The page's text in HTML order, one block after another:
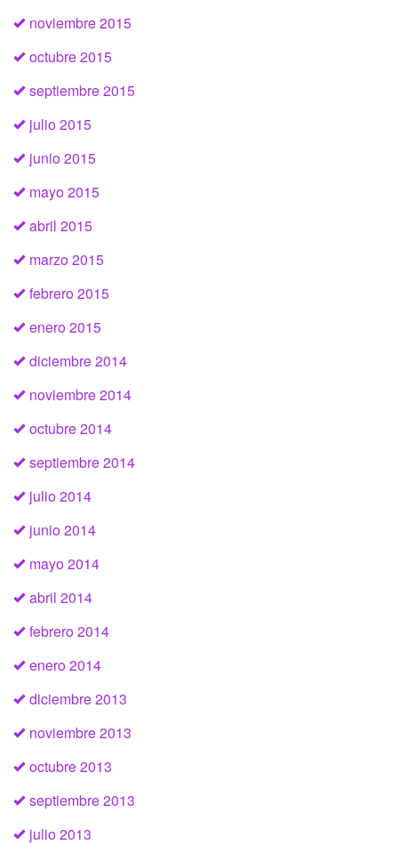
noviembre 2015
octubre 2015
septiembre 2015
julio 2015
junio 2015
mayo 2015
abril 2015
marzo 2015
febrero 2015
enero 2015
diciembre 2014
noviembre 2014
octubre 2014
septiembre 2014
julio 2014
junio 2014
mayo 2014
abril 2014
febrero 2014
enero 2014
diciembre 2013
noviembre 2013
octubre 2013
septiembre 2013
julio 2013